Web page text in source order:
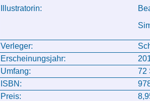
Illustratorin:
Verleger:
Erscheinungsjahr:
Umfang:
72
ISBN:
Preis: